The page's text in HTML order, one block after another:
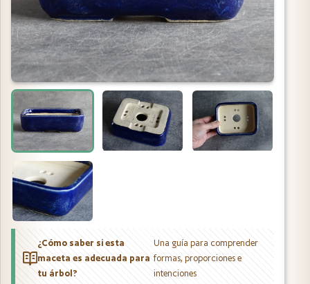
¿Cómo saber si esta
maceta es adecuada para
tu árbol?
Una guía para comprender
formas, proporciones e
intenciones